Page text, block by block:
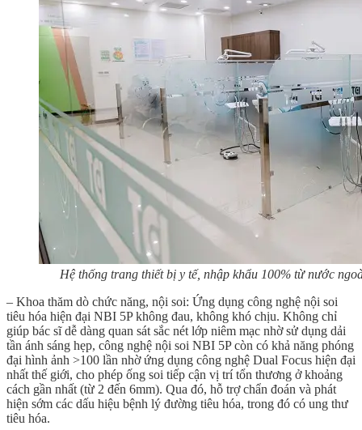
Hệ thống trang thiết bị y tế, nhập khẩu 100% từ nước
– Khoa thăm dò chức năng, nội soi: Ứng dụng công nghệ nội soi
tiêu hóa hiện đại NBI 5P không đau, không khó chịu. Không chỉ
giúp bác sĩ dễ dàng quan sát sắc nét lớp niêm mạc nhờ sử dụng dải
tần ánh sáng hẹp, công nghệ nội soi NBI 5P còn có khả năng phóng
đại hình ảnh >100 lần nhờ ứng dụng công nghệ Dual Focus hiện đại
nhất thế giới, cho phép ống soi tiếp cận vị trí tổn thương ở khoảng
cách gần nhất (từ 2 đến 6mm). Qua đó, hỗ trợ chẩn đoán và phát
hiện sớm các dấu hiệu bệnh lý đường tiêu hóa, trong đó có ung thư
tiêu hóa.